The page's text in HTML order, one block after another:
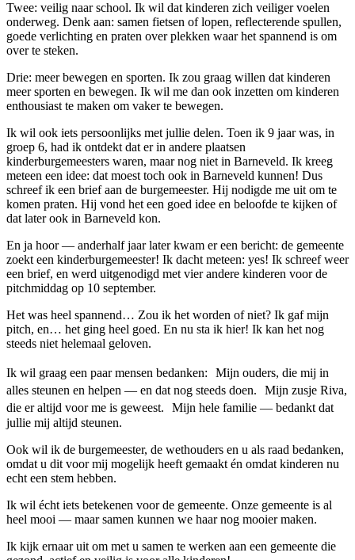
Twee: veilig naar school. Ik wil dat kinderen zich veiliger voelen
onderweg. Denk aan: samen fietsen of lopen, reflecterende spullen,
goede verlichting en praten over plekken waar het spannend is om
over te steken.
Drie: meer bewegen en sporten. Ik zou graag willen dat kinderen
meer sporten en bewegen. Ik wil me dan ook inzetten om kinderen
enthousiast te maken om vaker te bewegen.
Ik wil ook iets persoonlijks met jullie delen. Toen ik 9 jaar was, in
groep 6, had ik ontdekt dat er in andere plaatsen
kinderburgemeesters waren, maar nog niet in Barneveld. Ik kreeg
meteen een idee: dat moest toch ook in Barneveld kunnen! Dus
schreef ik een brief aan de burgemeester. Hij nodigde me uit om te
komen praten. Hij vond het een goed idee en beloofde te kijken of
dat later ook in Barneveld kon.
En ja hoor — anderhalf jaar later kwam er een bericht: de gemeente
zoekt een kinderburgemeester! Ik dacht meteen: yes! Ik schreef weer
een brief, en werd uitgenodigd met vier andere kinderen voor de
pitchmiddag op 10 september.
Het was heel spannend… Zou ik het worden of niet? Ik gaf mijn
pitch, en… het ging heel goed. En nu sta ik hier! Ik kan het nog
steeds niet helemaal geloven.
Ik wil graag een paar mensen bedanken: Mijn ouders, die mij in
alles steunen en helpen — en dat nog steeds doen. Mijn zusje Riva,
die er altijd voor me is geweest. Mijn hele familie — bedankt dat
jullie mij altijd steunen.
Ook wil ik de burgemeester, de wethouders en u als raad bedanken,
omdat u dit voor mij mogelijk heeft gemaakt én omdat kinderen nu
echt een stem hebben.
Ik wil écht iets betekenen voor de gemeente. Onze gemeente is al
heel mooi — maar samen kunnen we haar nog mooier maken.
Ik kijk ernaar uit om met u samen te werken aan een gemeente die